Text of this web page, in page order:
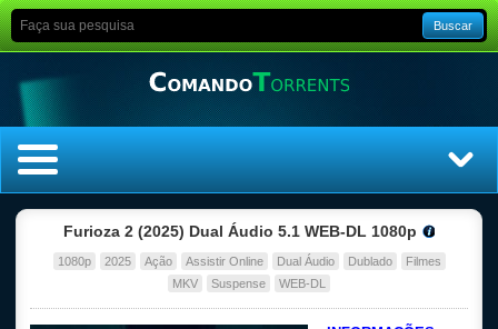
Buscar
Top Filmes
Top Séries
Furioza 2 (2025) Dual Áudio 5.1 WEB-DL 1080p
1080p 2025 Ação Assistir Online Dual Áudio Dublado
Filmes
MKV
Suspense WEB-DL